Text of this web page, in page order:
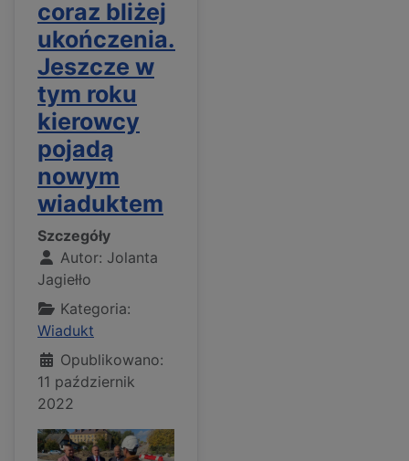
coraz bliżej
ukończenia.
Jeszcze w
tym roku
kierowcy
pojadą
nowym
wiaduktem
Szczegóły
Autor: Jolanta
Jagiełło
Kategoria:
Wiadukt
Opublikowano:
11 październik
2022